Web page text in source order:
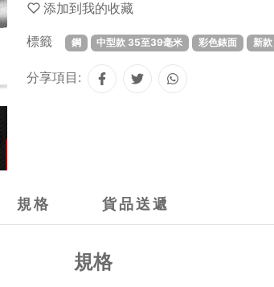
添加到我的收藏
標籤 鋼 中型款 35至39毫米 彩色錶面 新
分享項目:
規格 貨品送遞
規格